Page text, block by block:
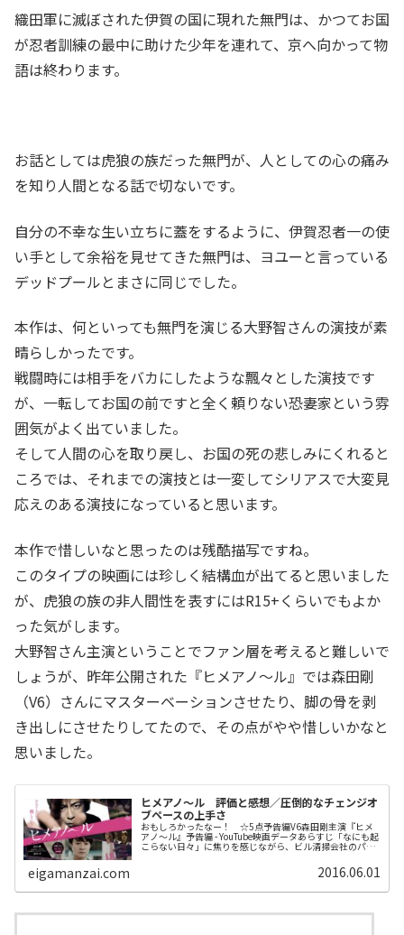
織田軍に滅ぼされた伊賀の国に現れた無門は、かつてお国
が忍者訓練の最中に助けた少年を連れて、京へ向かって物
語は終わります。
お話としては虎狼の族だった無門が、人としての心の痛み
を知り人間となる話で切ないです。
自分の不幸な生い立ちに蓋をするように、伊賀忍者一の使
い手として余裕を見せてきた無門は、ヨユーと言っている
デッドプールとまさに同じでした。
本作は、何といっても無門を演じる大野智さんの演技が素
晴らしかったです。
戦闘時には相手をバカにしたような飄々とした演技です
が、一転してお国の前ですと全く頼りない恐妻家という雰
囲気がよく出ていました。
そして人間の心を取り戻し、お国の死の悲しみにくれると
ころでは、それまでの演技とは一変してシリアスで大変見
応えのある演技になっていると思います。
本作で惜しいなと思ったのは残酷描写ですね。
このタイプの映画には珍しく結構血が出てると思いました
が、虎狼の族の非人間性を表すにはR15+くらいでもよか
った気がします。
大野智さん主演ということでファン層を考えると難しいで
しょうが、昨年公開された『ヒメアノ～ル』では森田剛
（V6）さんにマスターベーションさせたり、脚の骨を剥
き出しにさせたりしてたので、その点がやや惜しいかなと
思いました。
ヒメアノ～ル 評価と感想／圧倒的なチェンジオ
ブペースの上手さ
おもしろかったなー！ ☆5点予告編V6森田剛主演『ヒメ
アノ～ル』予告編 - YouTube映画データあらすじ「なにも起
こらない日々」に焦りを感じながら、ビル清掃会社のパー
eigamanzai.com 2016.06.01